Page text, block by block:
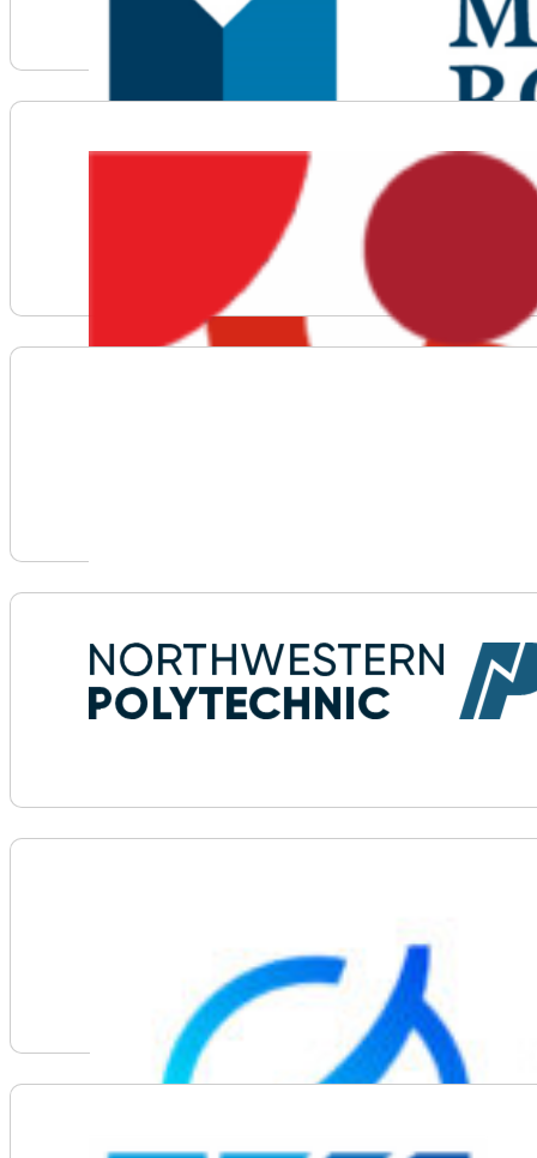
Voir plus d'informations sur Mount Royal University
Voir plus d'informations sur NorQuest College
Voir plus d'informations sur Oil Sands Alliance |